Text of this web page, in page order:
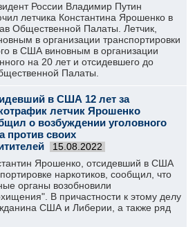
России Владимир Путин
летчика Константина Ярошенко в
Общественной Палаты. Летчик,
в организации транспортировки
в США виновным в организации
на 20 лет и отсидевшего до
Палаты.
в США 12 лет за
летчик Ярошенко
о возбуждении уголовного
против своих
15.08.2022
Ярошенко, отсидевший в США
наркотиков, сообщил, что
органы возобновили
В причастности к этому делу
США и Либерии, а также ряд